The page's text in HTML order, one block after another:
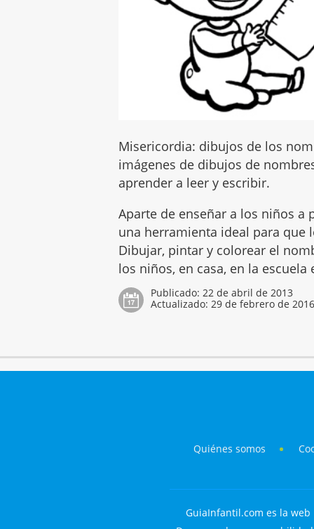
Misericordia: dibujos de los
imágenes de dibujos de
aprender a leer y escribir.
Aparte de enseñar a los niños
una herramienta ideal para
Dibujar, pintar y colorear el
los niños, en casa, en la
Publicado:22 de abril de 2013
Actualizado:29 de febrero de
Quiénes somos
GuiaInfantil.com es la